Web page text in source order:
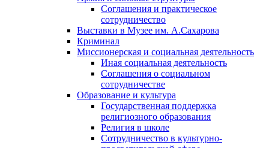
Соглашения и практическое
сотрудничество
Выставки в Музее им. А.Сахарова
Криминал
Миссионерская и социальная деятельность
Иная социальная деятельность
Соглашения о социальном
сотрудничестве
Образование и культура
Государственная поддержка
религиозного образования
Религия в школе
Сотрудничество в культурно-